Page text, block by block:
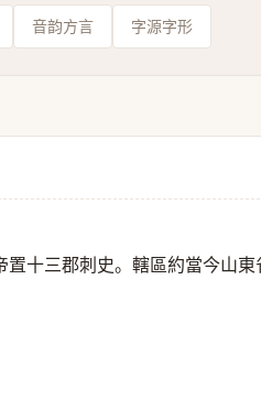
音韵方言 字源字形
十三郡刺史。轄區約當今山